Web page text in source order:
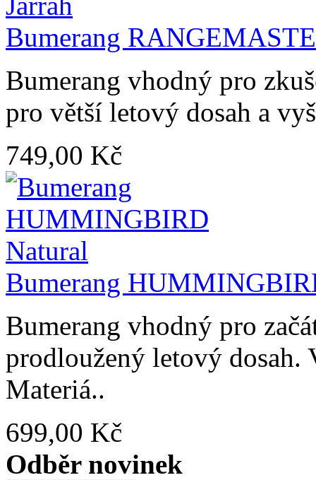
Bumerang
Bumerang vhodný pro
pro větší letový dosah a
749,00 Kč
Bumerang
Bumerang vhodný pro
prodloužený letový dosah.
Materiá..
699,00 Kč
Odběr novinek